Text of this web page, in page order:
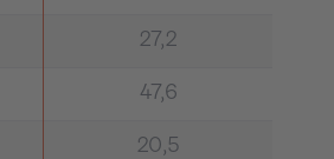
27,2
47,6
20,5